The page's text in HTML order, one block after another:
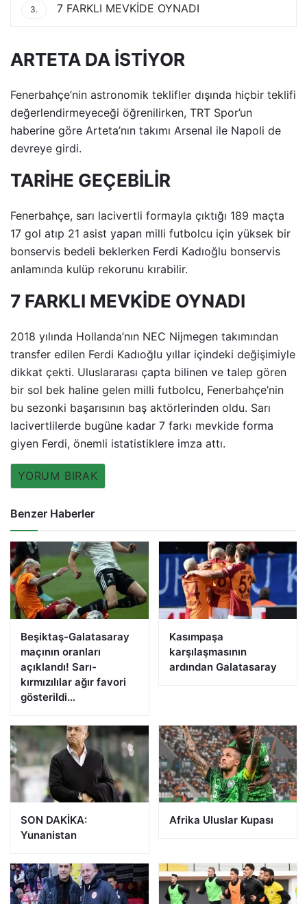
3. 7 FARKLI MEVKİDE OYNADI
ARTETA DA İSTİYOR
Fenerbahçe’nin astronomik teklifler dışında hiçbir teklifi
değerlendirmeyeceği öğrenilirken, TRT Spor’un
haberine göre Arteta’nın takımı Arsenal ile Napoli de
devreye girdi.
TARİHE GEÇEBİLİR
Fenerbahçe, sarı lacivertli formayla çıktığı 189 maçta
17 gol atıp 21 asist yapan milli futbolcu için yüksek bir
bonservis bedeli beklerken Ferdi Kadıoğlu bonservis
anlamında kulüp rekorunu kırabilir.
7 FARKLI MEVKİDE OYNADI
2018 yılında Hollanda’nın NEC Nijmegen takımından
transfer edilen Ferdi Kadıoğlu yıllar içindeki değişimiyle
dikkat çekti. Uluslararası çapta bilinen ve talep gören
bir sol bek haline gelen milli futbolcu, Fenerbahçe’nin
bu sezonki başarısının baş aktörlerinden oldu. Sarı
lacivertlilerde bugüne kadar 7 farkı mevkide forma
giyen Ferdi, önemli istatistiklere imza attı.
YORUM BIRAK
Benzer Haberler
Beşiktaş-Galatasaray
maçının oranları
açıklandı! Sarı-
kırmızılılar ağır favori
gösterildi…
Kasımpaşa
karşılaşmasının
ardından Galatasaray
SON DAKİKA:
Yunanistan
Afrika Uluslar Kupası